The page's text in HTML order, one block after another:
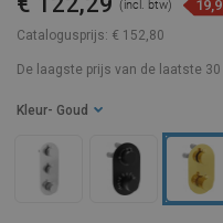
Catalogusprijs: € 152,80
(incl. btw)
De laagste prijs van de laatste
Kleur - Goud